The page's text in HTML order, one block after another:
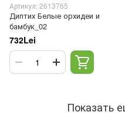
Артикул: 2613765
Диптих Белые орхидеи и
бамбук_02
732Lei
Показать